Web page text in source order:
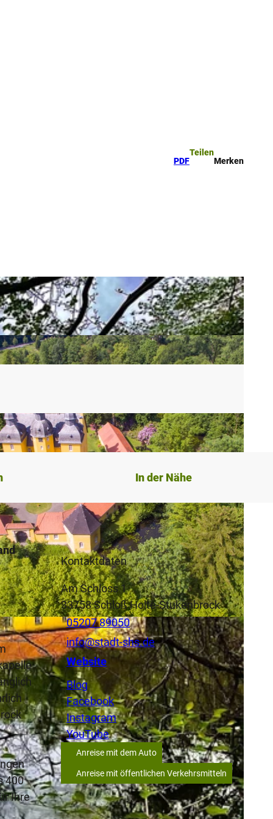
PDF
Teilen
Merken
Michael Dressler Frank Fortkord |CC-BY-SA
In der Nähe
400
Ihre
Kontaktdaten
Am Schloss 1
33758Schloß Holte-Stukenbrock
05207 89050
info@stadt-shs.de
Website
Blog
Facebook
Instagram
YouTube
Anreise mit dem Auto
Anreise mit öffentlichen Verkehrsmitteln